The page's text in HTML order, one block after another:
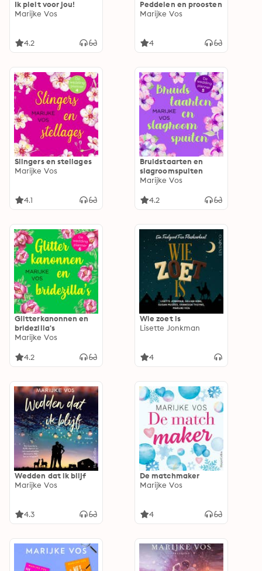
Ik pleit voor jou!
Marijke Vos
4.2
Peddelen en proosten
Marijke Vos
4
Slingers en stellages
Marijke Vos
4.1
Bruidstaarten en
slagroomspuiten
Marijke Vos
4.2
Glitterkanonnen en
bridezilla's
Marijke Vos
4.2
Wie zoet is
Lisette Jonkman
4
Wedden dat ik blijf
Marijke Vos
4.3
De matchmaker
Marijke Vos
4